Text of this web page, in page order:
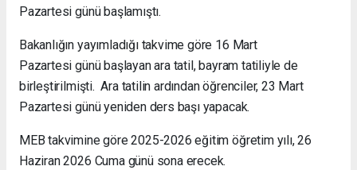
Pazartesi günü başlamıştı.
Bakanlığın yayımladığı takvime göre 16 Mart
Pazartesi günü başlayan ara tatil, bayram tatiliyle de
birleştirilmişti. Ara tatilin ardından öğrenciler, 23 Mart
Pazartesi günü yeniden ders başı yapacak.
MEB takvimine göre 2025-2026 eğitim öğretim yılı, 26
Haziran 2026 Cuma günü sona erecek.